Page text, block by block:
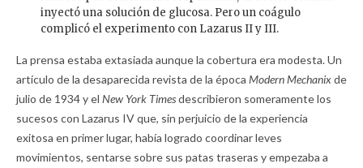
inyectó una solución de glucosa. Pero un coágulo
complicó el experimento con Lazarus II y III.
La prensa estaba extasiada aunque la cobertura era modesta. Un
artículo de la desaparecida revista de la época Modern Mechanixde
julio de 1934 y el New York Timesdescribieron someramente los
sucesos con Lazarus IV que, sin perjuicio de la experiencia
exitosa en primer lugar, había logrado coordinar leves
movimientos, sentarse sobre sus patas traseras y empezaba a